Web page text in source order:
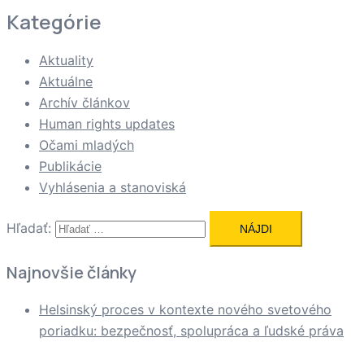
Kategórie
Aktuality
Aktuálne
Archív článkov
Human rights updates
Očami mladých
Publikácie
Vyhlásenia a stanoviská
Hľadať:
Najnovšie články
Helsinský proces v kontexte nového svetového
poriadku: bezpečnosť, spolupráca a ľudské práva